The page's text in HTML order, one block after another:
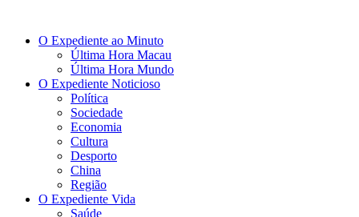
O Expediente ao Minuto
Última Hora Macau
Última Hora Mundo
O Expediente Noticioso
Política
Sociedade
Economia
Cultura
Desporto
China
Região
O Expediente Vida
Saúde